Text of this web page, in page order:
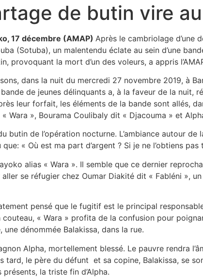
de butin vire
17 décembre (AMAP) Après le cambriolage d’une
(Sotuba), un malentendu éclate au sein d’une
provoquant la mort d’un des voleurs, a appris
dans la nuit du mercredi 27 novembre 2019, à
de jeunes délinquants a, à la faveur de la nuit,
leur forfait, les éléments de la bande sont allés,
Wara », Bourama Coulibaly dit « Djacouma » et
de l’opération nocturne. L’ambiance autour
« Où est ma part d’argent ? Si je ne l’obtiens
alias « Wara ». Il semble que ce dernier
se réfugier chez Oumar Diakité dit « Fabléni »,
pensé que le fugitif est le principal
couteau, « Wara » profita de la confusion pour
dénommée Balakissa, dans la rue.
Alpha, mortellement blessé. Le pauvre rendra
tard, le père du défunt et sa copine, Balakissa, se
la triste fin d’Alpha.